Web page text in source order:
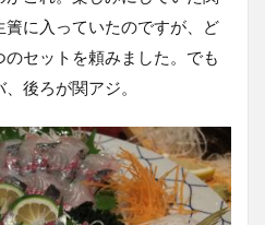
に入っていたのですが、ど
セットを頼みました。でも
後ろが関アジ。